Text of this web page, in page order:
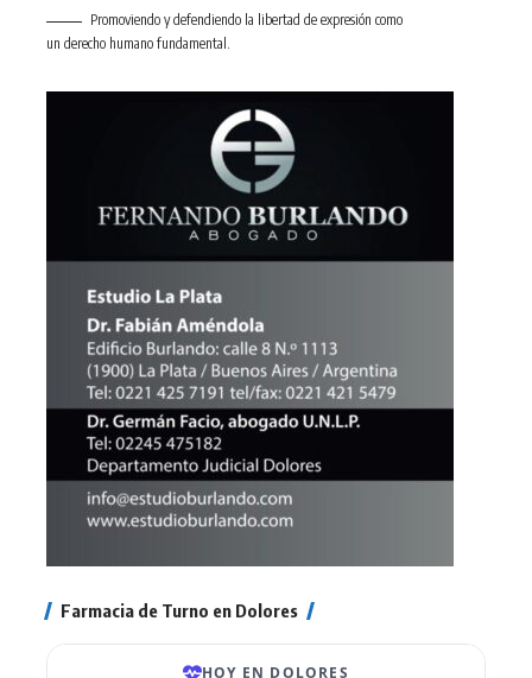
Promoviendo y defendiendo la libertad de expresión como
un derecho humano fundamental.
Farmacia de Turno en Dolores